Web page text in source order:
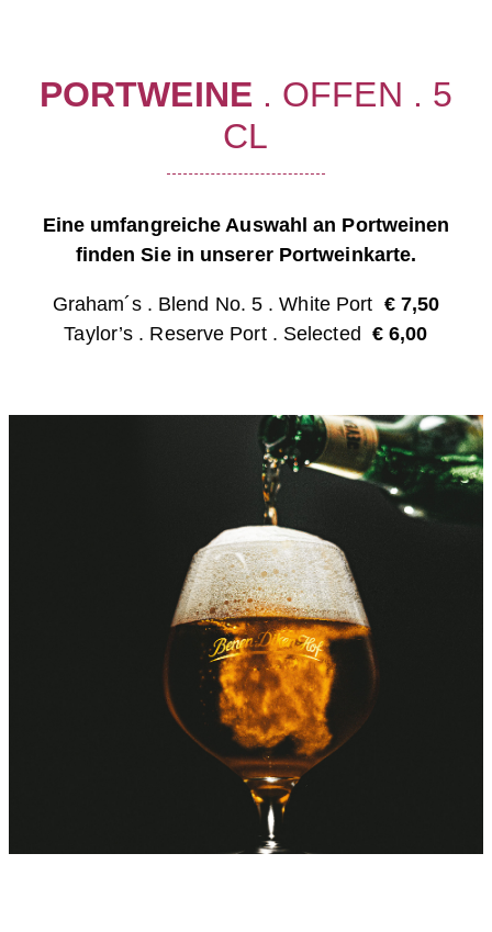
PORTWEINE . OFFEN . 5
CL
Eine umfangreiche Auswahl an Portweinen
finden Sie in unserer Portweinkarte.
Graham´s . Blend No. 5 . White Port € 7,50
Taylor’s . Reserve Port . Selected € 6,00